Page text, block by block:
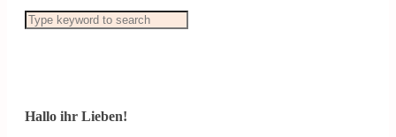
Hallo ihr Lieben!